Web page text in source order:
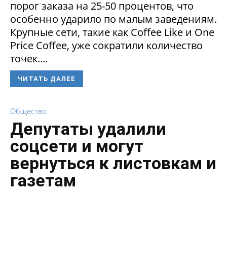
порог заказа на 25-50 процентов, что
особенно ударило по малым заведениям.
Крупные сети, такие как Coffee Like и One
Price Coffee, уже сократили количество
точек....
ЧИТАТЬ ДАЛЕЕ
Общество
Депутаты удалили
соцсети и могут
вернуться к листовкам и
газетам